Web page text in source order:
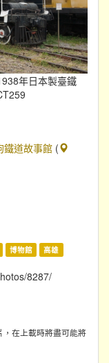
年日本製臺鐵
鐵道故事館 (
博物館
高雄
8287/
在上載時將盡可能將